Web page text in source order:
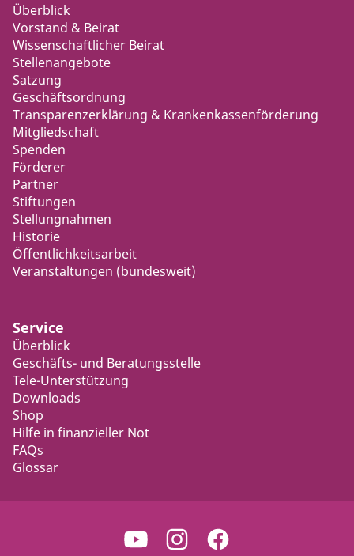
Überblick
Vorstand & Beirat
Wissenschaftlicher Beirat
Stellenangebote
Satzung
Geschäftsordnung
Transparenzerklärung & Krankenkassenförderung
Mitgliedschaft
Spenden
Förderer
Partner
Stiftungen
Stellungnahmen
Historie
Öffentlichkeitsarbeit
Veranstaltungen (bundesweit)
Service
Überblick
Geschäfts- und Beratungsstelle
Tele-Unterstützung
Downloads
Shop
Hilfe in finanzieller Not
FAQs
Glossar